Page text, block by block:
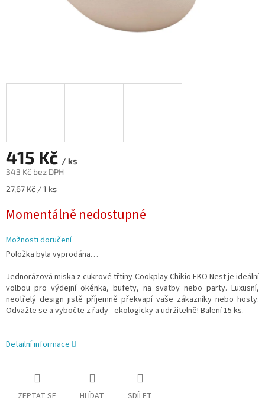
415 Kč / ks
343 Kč bez DPH
Měrná
27,67 Kč / 1 ks
Momentálně nedostupné
Možnosti doručení
Položka byla vyprodána…
Jednorázová miska z cukrové třtiny Cookplay Chikio EKO Nest je ideální
volbou pro výdejní okénka, bufety, na svatby nebo party. Luxusní,
neotřelý design jistě příjemně překvapí vaše zákazníky nebo hosty.
Odvažte se a vybočte z řady - ekologicky a udržitelně! Balení 15 ks.
Detailní informace
ZEPTAT SE HLÍDAT SDÍLET